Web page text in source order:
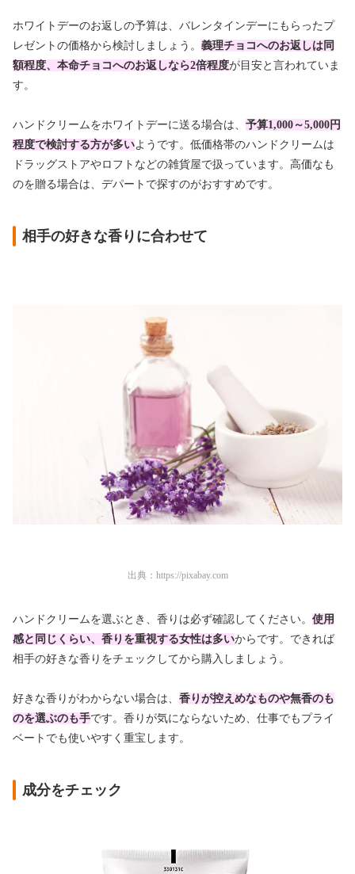
ホワイトデーのお返しの予算は、バレンタインデーにもらったプ
レゼントの価格から検討しましょう。 義理チョコへのお返しは同
額程度、本命チョコへのお返しなら2倍程度が目安と言われていま
す。
ハンドクリームをホワイトデーに送る場合は、 予算1,000～5,000円
程度で検討する方が多いようです。低価格帯のハンドクリームは
ドラッグストアやロフトなどの雑貨屋で扱っています。高価なも
のを贈る場合は、デパートで探すのがおすすめです。
相手の好きな香りに合わせて
出典： https://pixabay.com
ハンドクリームを選ぶとき、香りは必ず確認してください。 使用
感と同じくらい、香りを重視する女性は多いからです。できれば
相手の好きな香りをチェックしてから購入しましょう。
好きな香りがわからない場合は、 香りが控えめなものや無香のも
のを選ぶのも手です。香りが気にならないため、仕事でもプライ
ベートでも使いやすく重宝します。
成分をチェック